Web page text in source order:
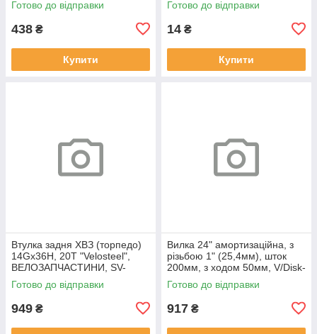
406559
Готово до відправки
438 ₴
Купити
Готово до відправки
14 ₴
Купити
Втулка задня ХВЗ (торпедо)
14Gx36H, 20Т "Velosteel",
ВЕЛОЗАПЧАСТИНИ, SV-
403921
Готово до відправки
949 ₴
Вилка 24" амортизаційна, з
різьбою 1" (25,4мм), шток
200мм, з ходом 50мм, V/Disk-
brake, чорна,
ВЕЛОЗАПЧАСТИНИ, SV-
Готово до відправки
917 ₴